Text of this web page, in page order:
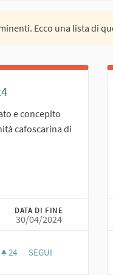
Ecco una lista di
e concepito
cafoscarina di
DATA DI FINE
30/04/2024
24 24 SOSTENITORI
SEGUI